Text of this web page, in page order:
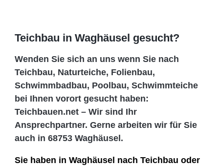
Teichbau in Waghäusel gesucht?
Wenden Sie sich an uns wenn Sie nach
Teichbau, Naturteiche, Folienbau,
Schwimmbadbau, Poolbau, Schwimmteiche
bei Ihnen vorort gesucht haben:
Teichbauen.net – Wir sind Ihr
Ansprechpartner. Gerne arbeiten wir für Sie
auch in 68753 Waghäusel.
Sie haben in Waghäusel nach Teichbau oder